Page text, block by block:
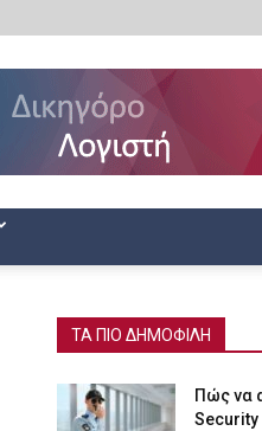
ΤΑ ΠΙΟ ΔΗΜΟΦΙΛΗ
Πώς να
Security